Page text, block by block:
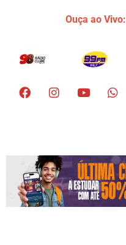
Ouça ao Vivo: